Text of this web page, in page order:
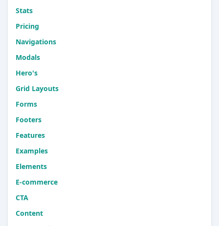
Stats
Pricing
Navigations
Modals
Hero's
Grid Layouts
Forms
Footers
Features
Examples
Elements
E-commerce
CTA
Content